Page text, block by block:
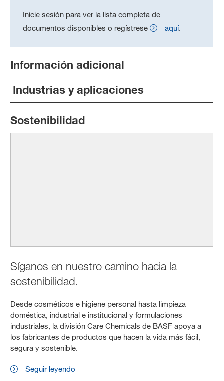
Inicie sesión para ver la lista completa de
documentos disponibles o regístrese
aquí.
Información adicional
Industrias y aplicaciones
Sostenibilidad
Síganos en nuestro camino hacia la
sostenibilidad.
Desde cosméticos e higiene personal hasta limpieza
doméstica, industrial e institucional y formulaciones
industriales, la división Care Chemicals de BASF apoya a
los fabricantes de productos que hacen la vida más fácil,
segura y sostenible.
Seguir leyendo